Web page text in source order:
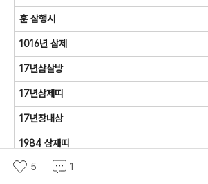
훈 삼행시
1016년 삼제
17년삼살방
17년삼제띠
17년장내삼
1984 삼재띠
20015년달력
5 1